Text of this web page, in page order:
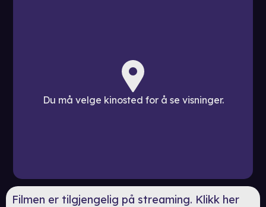
Du må velge kinosted for å se visninger.
Filmen er tilgjengelig på streaming. Klikk her